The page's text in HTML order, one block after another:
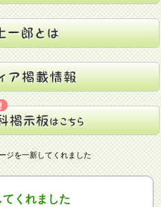
ジを一新してくれました
くれました